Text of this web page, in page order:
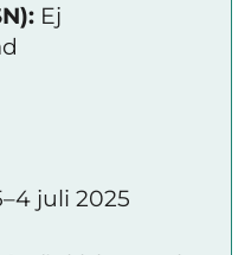
Ej
juli 2025